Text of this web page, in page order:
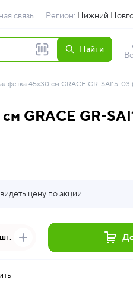
связь Регион: Нижний
Найти
45x30 см GRACE GR-SAI15-03
GRACE GR-
цену по акции
шт.